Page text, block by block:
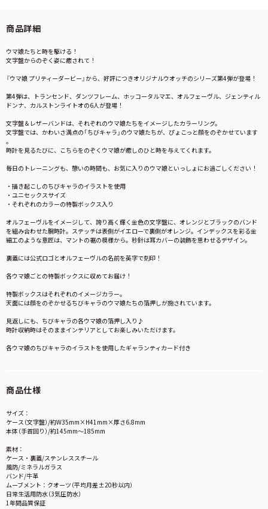
商品詳細
ウマ娘たちと時を駆ける！
文字盤からのぞく姿に癒されて！
『ウマ娘 プリティーダービー』から、好評につきオリジナルウオッチのシリーズ第4弾が登場！
第4弾は、トランセンド、ダンツフレーム、ホッコータルマエ、オルフェーヴル、ジェンティル
ドンナ、カルストンライトオの6人が登場！
文字盤＆レザーバンドは、それぞれのウマ娘たちをイメージしたカラーリング。
文字盤では、かわいさ満点の「ちびキャラ」のウマ娘たちが、ぴょこっと顔をのぞかせています
。
時計を見るたびに、こちらをのぞくウマ娘が癒しのひと時を与えてくれます。
毎日のトレーニングも、憩いの時間も、お気に入りのウマ娘といっしょにお過ごしください！
・描き起こしのちびキャラのイラストを使用
・ユニセックスサイズ
・それぞれのカラーの特製ボックス入り
オルフェーヴルをイメージして、誇り高く輝く金色の文字盤に、オレンジとブラックのバンド
を組み合わせた腕時計。ステッチは表側がイエローで裏側がオレンジ。インデックスを彩る金
細工のような意匠は、マントの裾の模様から。秒針は耳カバーの装飾を思わせるデザイン。
裏蓋には公式ロゴとオルフェーヴルの名前を英字で刻印！
各ウマ娘ごとの特製ボックスに収めてお届け！
特製ボックスはそれぞれのイメージカラー。
天面には顔をのぞかせるちびキャラのウマ娘たちの箔押しが施されています。
見返しにも、ちびキャラの各ウマ娘の箔押し入り♪
時計収納時はそのままインテリアとしてお楽しみいただけます。
各ウマ娘のちびキャラのイラストを使用したギャランティカード付き
商品仕様
サイズ：
ケース（文字盤）/約W35mm×H41mm×厚さ6.8mm
本体（手首回り）/約145mm～185mm
素材：
ケース・裏蓋/ステンレススチール
風防/ミネラルガラス
バンド/牛革
ムーブメント：クオーツ（平均月差±20秒以内）
日常生活用防水（3気圧防水）
1年間品質保証